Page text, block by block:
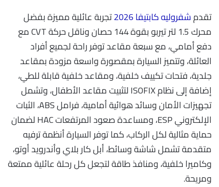
تقدمشفروليه كابتيفا 2026
تجربة عائلية مميزة بفضل
محرك 1.5 لتر تيربو بقوة 144 حصان وناقل حركة CVT مع
دفع أمامي، مع سبعة مقاعد توفر راحة لجميع أفراد
العائلة، وتتميز السيارة بمقصورة واسعة مزودة بمقاعد
جلدية، فتحات تكييف خلفية، ومقاعد خلفية قابلة للطي،
إضافة إلى نظام ISOFIX لتثبيت مقاعد الأطفال، وتشمل
تجهيزات الأمان وسائد هوائية أمامية، فرامل ABS، الثبات
الإلكتروني ESP، ومساعدة صعود المرتفعات HAC لضمان
حماية مثالية لكل الركاب، كما توفر السيارة أنظمة ترفيه
متقدمة تشمل شاشة وسائط، أبل كار بلاي وأندرويد أوتو،
وكاميرا خلفية، ومنافذ طاقة لتجعل كل رحلة عائلية ممتعة
ومريحة.